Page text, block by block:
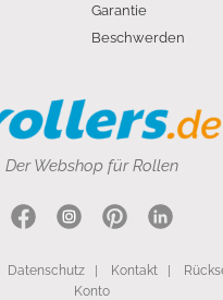
Garantie
Beschwerden
Der Webshop für Rollen
Datenschutz| Kontakt|
Konto